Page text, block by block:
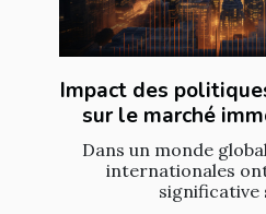
Impact des
sur le marché
Dans un monde
internationales
significative